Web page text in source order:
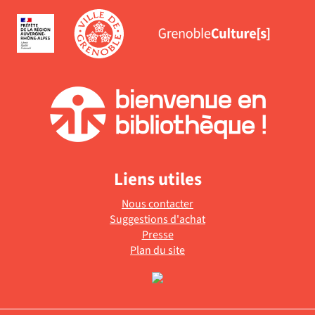
Liens utiles
Nous contacter
Suggestions d'achat
Presse
Plan du site